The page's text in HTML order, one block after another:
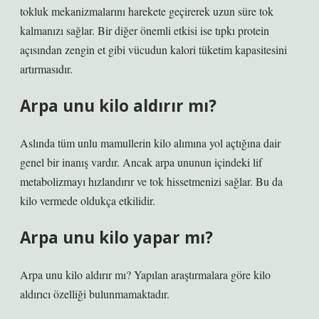
tokluk mekanizmalarını harekete geçirerek uzun süre tok
kalmanızı sağlar. Bir diğer önemli etkisi ise tıpkı protein
açısından zengin et gibi vücudun kalori tüketim kapasitesini
artırmasıdır.
Arpa unu kilo aldırır mı?
Aslında tüm unlu mamullerin kilo alımına yol açtığına dair
genel bir inanış vardır. Ancak arpa ununun içindeki lif
metabolizmayı hızlandırır ve tok hissetmenizi sağlar. Bu da
kilo vermede oldukça etkilidir.
Arpa unu kilo yapar mı?
Arpa unu kilo aldırır mı? Yapılan araştırmalara göre kilo
aldırıcı özelliği bulunmamaktadır.